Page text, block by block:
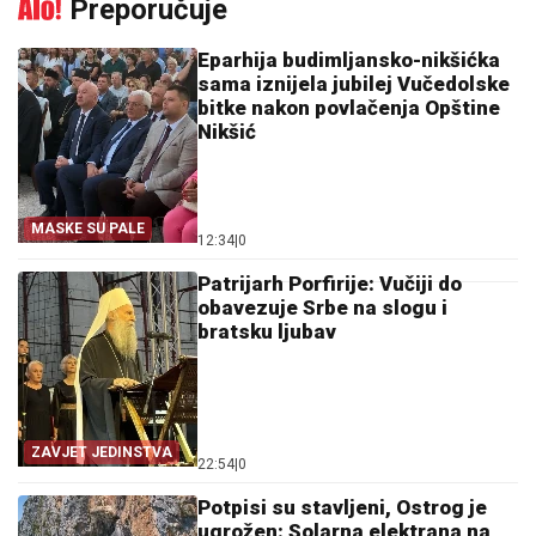
Preporučuje
MASKE SU PALE
Eparhija budimljansko-nikšićka
sama iznijela jubilej Vučedolske
bitke nakon povlačenja Opštine
Nikšić
12:34|0
ZAVJET JEDINSTVA
Patrijarh Porfirije: Vučiji do
obavezuje Srbe na slogu i
bratsku ljubav
22:54|0
Potpisi su stavljeni, Ostrog je
ugrožen: Solarna elektrana na